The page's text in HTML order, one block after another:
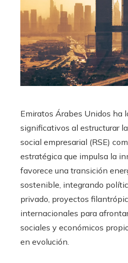
Emiratos Árabes Unidos ha
significativos al estructurar
social empresarial (RSE)
estratégica que impulsa la
favorece una transición
sostenible, integrando
privado, proyectos
internacionales para
sociales y económicos
en evolución.